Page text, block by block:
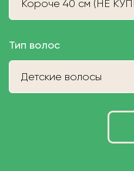
Короче 40 см (НЕ
Тип волос
Детские волосы